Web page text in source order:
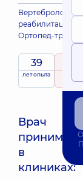
Вертебролог;
Ортопед-
39
лет опыта
Врач
принимает
в
клиниках: